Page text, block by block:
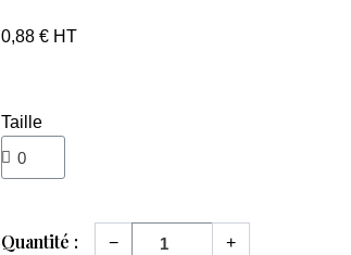
0,88 € HT
Taille
Quantité : − +